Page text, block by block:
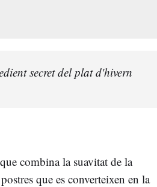
secret del plat d'hivern
combina la suavitat de la
que es converteixen en la